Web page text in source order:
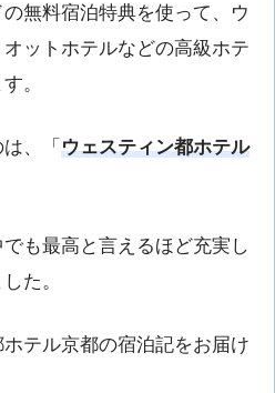
無料宿泊特典を使って、ウ
ットホテルなどの高級ホテ
。
、「 ウェスティン都ホテル
も最高と言えるほど充実し
た。
テル京都の宿泊記をお届け